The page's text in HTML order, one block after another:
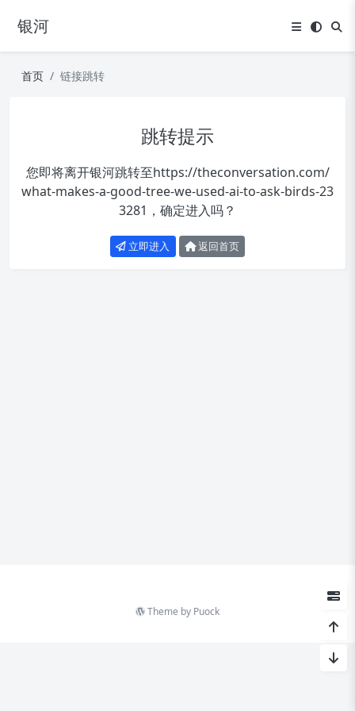
银河
首页 链接跳转
跳转提示
您即将离开银河跳转至https://theconversation.com/
what-makes-a-good-tree-we-used-ai-to-ask-birds-23
3281 ，确定进入吗？
立即进入 返回首页
Theme by Puock